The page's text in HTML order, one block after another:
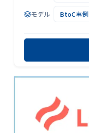
モデル BtoC事例